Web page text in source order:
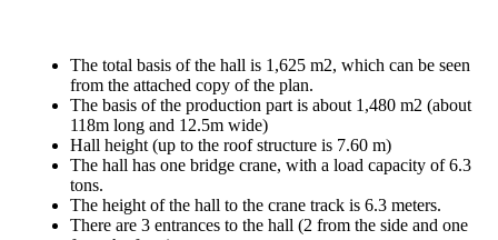
The total basis of the hall is 1,625 m2, which can be seen
from the attached copy of the plan.
The basis of the production part is about 1,480 m2 (about
118m long and 12.5m wide)
Hall height (up to the roof structure is 7.60 m)
The hall has one bridge crane, with a load capacity of 6.3
tons.
The height of the hall to the crane track is 6.3 meters.
There are 3 entrances to the hall (2 from the side and one